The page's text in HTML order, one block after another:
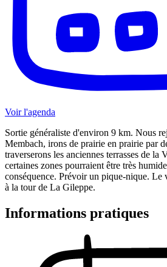
Voir l'agenda
Sortie généraliste d'environ 9 km. Nous
Membach, irons de prairie en prairie par
traverserons les anciennes terrasses de la
certaines zones pourraient être très
conséquence. Prévoir un pique-nique. Le
à la tour de La Gileppe.
Informations pratiques